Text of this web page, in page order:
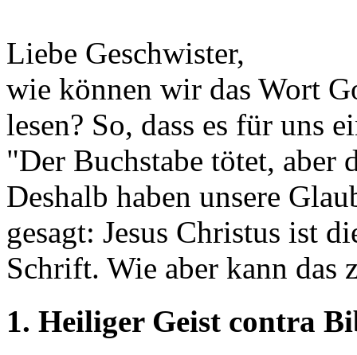
Liebe Geschwister,
wie können wir das Wort
lesen? So, dass es für uns
"Der Buchstabe tötet, aber
Deshalb haben unsere
gesagt: Jesus Christus ist
Schrift. Wie aber kann das
1. Heiliger Geist contra